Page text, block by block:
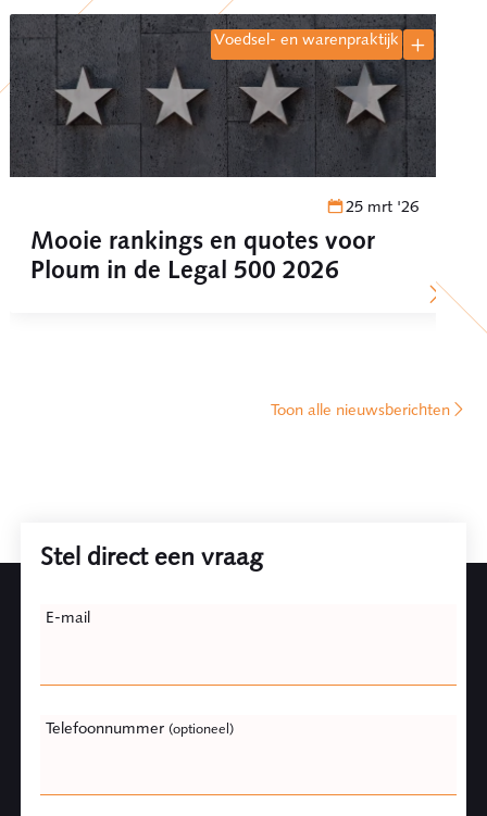
voedsel- en warenpraktijk
25 mrt '26
Mooie rankings en quotes voor
Ploum in de Legal 500 2026
Toon alle nieuwsberichten
Stel direct een vraag
this
E-mail
Telefoonnummer (optioneel)